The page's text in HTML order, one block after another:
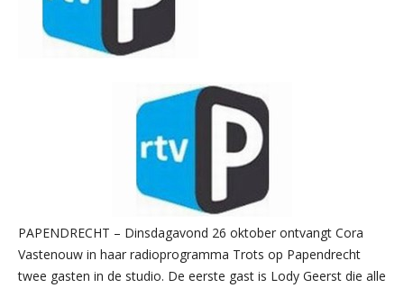
PAPENDRECHT – Dinsdagavond 26 oktober ontvangt Cora
Vastenouw in haar radioprogramma Trots op Papendrecht
twee gasten in de studio. De eerste gast is Lody Geerst die alle